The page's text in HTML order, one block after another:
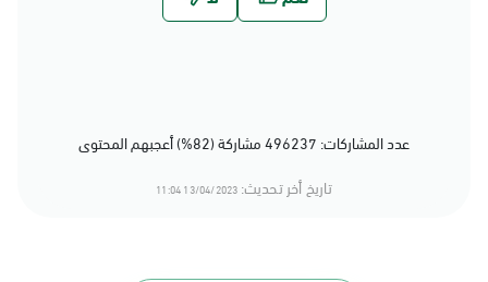
عدد المشاركات: 496237 مشاركة (82%) أعجبهم المحتوى
تاريخ أخر تحديث: 13/04/2023 11:04